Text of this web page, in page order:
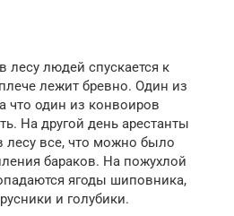
лесу людей спускается к
лежит бревно. Один из
что один из конвоиров
На другой день арестанты
лесу все, что можно было
бараков. На пожухлой
ягоды шиповника,
и голубики.